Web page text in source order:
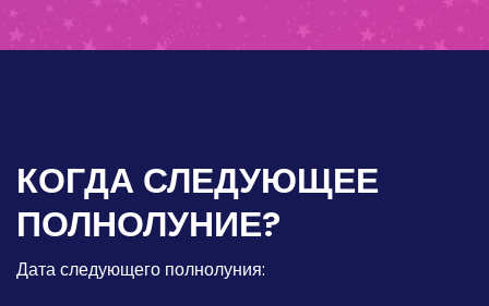
КОГДА СЛЕДУЮЩЕЕ
ПОЛНОЛУНИЕ?
Дата следующего полнолуния: